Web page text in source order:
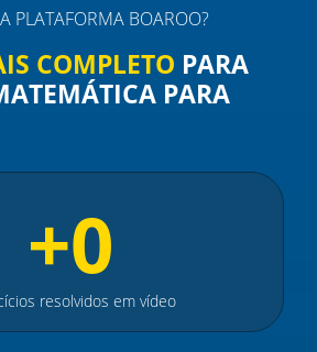
PLATAFORMA BOAROO?
COMPLETO PARA
PARA
+0
resolvidos em vídeo